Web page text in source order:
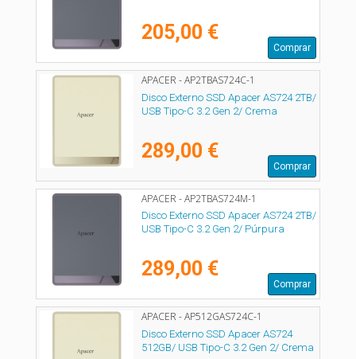
205,00 €
Comprar
APACER - AP2TBAS724C-1
Disco Externo SSD Apacer AS724 2TB/
USB Tipo-C 3.2 Gen 2/ Crema
289,00 €
Comprar
APACER - AP2TBAS724M-1
Disco Externo SSD Apacer AS724 2TB/
USB Tipo-C 3.2 Gen 2/ Púrpura
289,00 €
Comprar
APACER - AP512GAS724C-1
Disco Externo SSD Apacer AS724
512GB/ USB Tipo-C 3.2 Gen 2/ Crema